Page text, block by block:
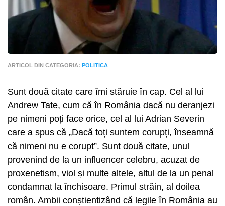
ARTICOL DIN CATEGORIA: POLITICA
Sunt două citate care îmi stăruie în cap. Cel al lui
Andrew Tate, cum că în România dacă nu deranjezi
pe nimeni poți face orice, cel al lui Adrian Severin
care a spus că „Dacă toți suntem corupți, înseamnă
că nimeni nu e corupt”. Sunt două citate, unul
provenind de la un influencer celebru, acuzat de
proxenetism, viol și multe altele, altul de la un penal
condamnat la închisoare. Primul străin, al doilea
român. Ambii conștientizând că legile în România au